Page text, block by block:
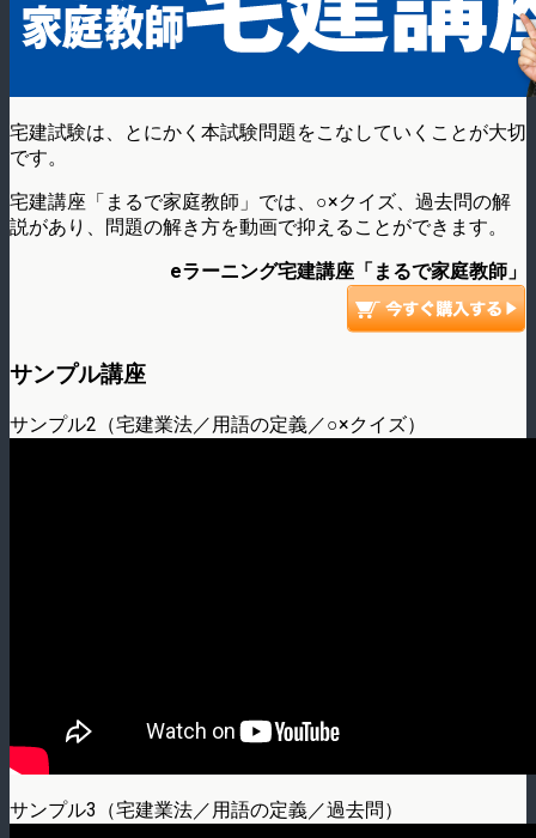
宅建試験は、とにかく本試験問題をこなしていくことが大切
です。
宅建講座「まるで家庭教師」では、○×クイズ、過去問の解
説があり、問題の解き方を動画で抑えることができます。
eラーニング宅建講座「まるで家庭教師」
サンプル講座
サンプル2（宅建業法／用語の定義／○×クイズ）
サンプル3（宅建業法／用語の定義／過去問）